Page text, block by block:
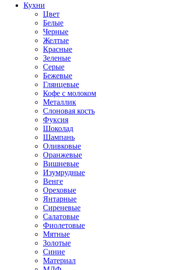
Кухни
Цвет
Белые
Черные
Желтые
Красные
Зеленые
Серые
Бежевые
Глянцевые
Кофе с молоком
Металлик
Слоновая кость
Фуксия
Шоколад
Шампань
Оливковые
Оранжевые
Вишневые
Изумрудные
Венге
Ореховые
Янтарные
Сиреневые
Салатовые
Фиолетовые
Мятные
Золотые
Синие
Материал